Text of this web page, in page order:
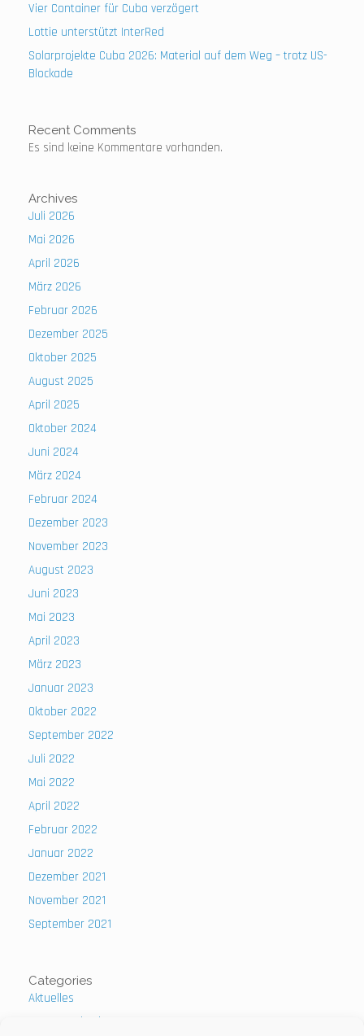
Vier Container für Cuba verzögert
Lottie unterstützt InterRed
Solarprojekte Cuba 2026: Material auf dem Weg – trotz US-
Blockade
Recent Comments
Es sind keine Kommentare vorhanden.
Archives
Juli 2026
Mai 2026
April 2026
März 2026
Februar 2026
Dezember 2025
Oktober 2025
August 2025
April 2025
Oktober 2024
Juni 2024
März 2024
Februar 2024
Dezember 2023
November 2023
August 2023
Juni 2023
Mai 2023
April 2023
März 2023
Januar 2023
Oktober 2022
September 2022
Juli 2022
Mai 2022
April 2022
Februar 2022
Januar 2022
Dezember 2021
November 2021
September 2021
Categories
Aktuelles
Uncategorized